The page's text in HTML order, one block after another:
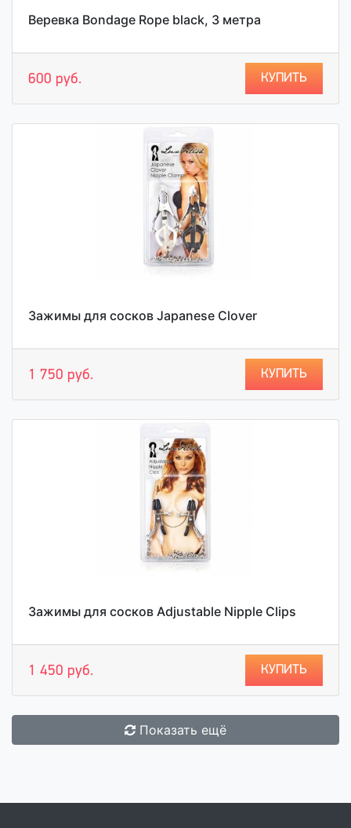
Веревка Bondage Rope black, 3 метра
600 руб. КУПИТЬ
Зажимы для сосков Japanese Clover
1 750 руб. КУПИТЬ
Зажимы для сосков Adjustable Nipple Clips
1 450 руб. КУПИТЬ
Показать ещё